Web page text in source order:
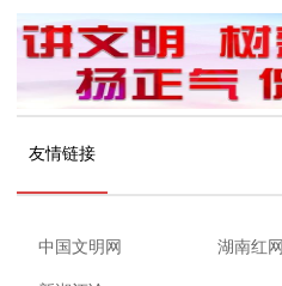
友情链接
中国文明网 湖南红网